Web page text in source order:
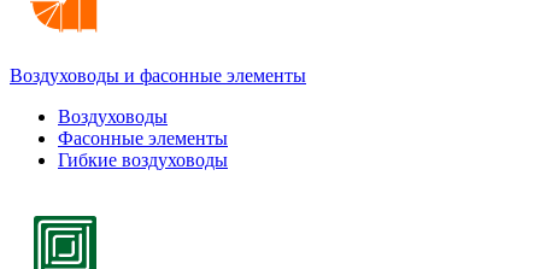
Воздуховоды и фасонные элементы
Воздуховоды
Фасонные элементы
Гибкие воздуховоды